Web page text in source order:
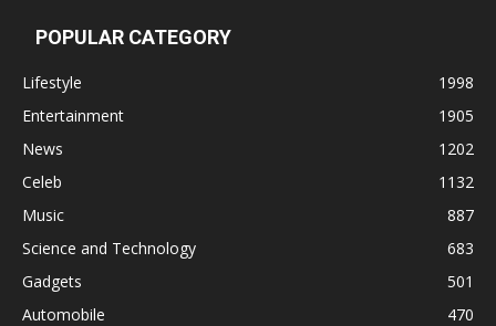
POPULAR CATEGORY
Lifestyle
1998
Entertainment
1905
News
1202
Celeb
1132
Music
887
Science and Technology
683
Gadgets
501
Automobile
470